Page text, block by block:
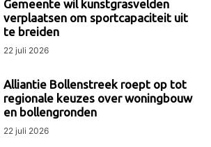
Gemeente wil kunstgrasvelden
verplaatsen om sportcapaciteit uit
te breiden
22 juli 2026
Alliantie Bollenstreek roept op tot
regionale keuzes over woningbouw
en bollengronden
22 juli 2026